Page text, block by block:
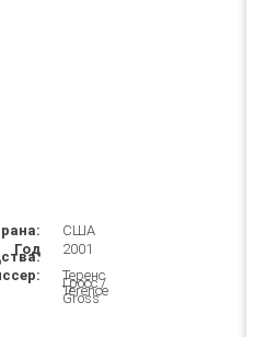
США
Год
2001
Теренс
Гросс /
Terence
Gross